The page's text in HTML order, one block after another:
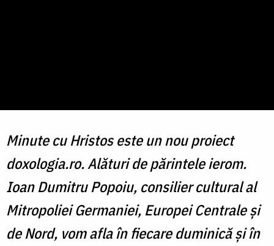
Minute cu Hristos este un nou proiect
doxologia.ro. Alături de părintele ierom.
Ioan Dumitru Popoiu, consilier cultural al
Mitropoliei Germaniei, Europei Centrale și
de Nord, vom afla în fiecare duminică și în